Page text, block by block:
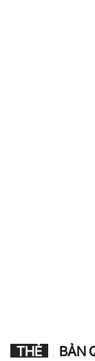
THẺ BẢN